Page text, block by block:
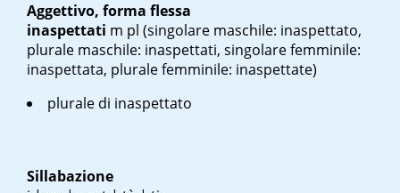
Aggettivo, forma flessa
inaspettati m pl (singolare maschile: inaspettato,
plurale maschile: inaspettati, singolare femminile:
inaspettata, plurale femminile: inaspettate)
plurale di inaspettato
Sillabazione